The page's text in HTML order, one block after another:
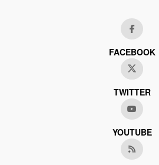
FACEBOOK
TWITTER
YOUTUBE